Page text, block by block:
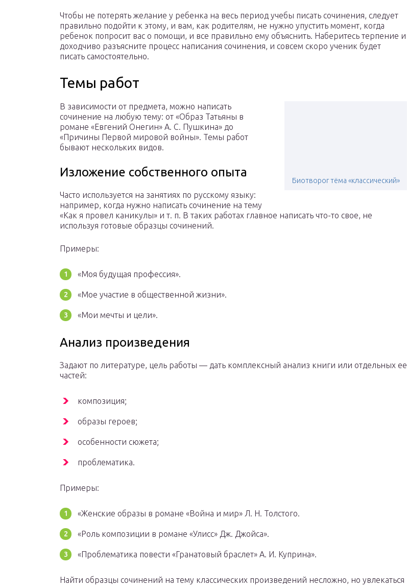
Чтобы не потерять желание у ребенка на весь период учебы писать сочинения, следует
правильно подойти к этому, и вам, как родителям, не нужно упустить момент, когда
ребенок попросит вас о помощи, и все правильно ему объяснить. Наберитесь терпение и
доходчиво разъясните процесс написания сочинения, и совсем скоро ученик будет
писать самостоятельно.
Темы работ
Биотворог тёма «классический»
В зависимости от предмета, можно написать
сочинение на любую тему: от «Образ Татьяны в
романе «Евгений Онегин» А. С. Пушкина» до
«Причины Первой мировой войны». Темы работ
бывают нескольких видов.
Изложение собственного опыта
Часто используется на занятиях по русскому языку:
например, когда нужно написать сочинение на тему
«Как я провел каникулы» и т. п. В таких работах главное написать что-то свое, не
используя готовые образцы сочинений.
Примеры:
«Моя будущая профессия».
«Мое участие в общественной жизни».
«Мои мечты и цели».
Анализ произведения
Задают по литературе, цель работы — дать комплексный анализ книги или отдельных ее
частей:
композиция;
образы героев;
особенности сюжета;
проблематика.
Примеры:
«Женские образы в романе «Война и мир» Л. Н. Толстого.
«Роль композиции в романе «Улисс» Дж. Джойса».
«Проблематика повести «Гранатовый браслет» А. И. Куприна».
Найти образцы сочинений на тему классических произведений несложно, но увлекаться